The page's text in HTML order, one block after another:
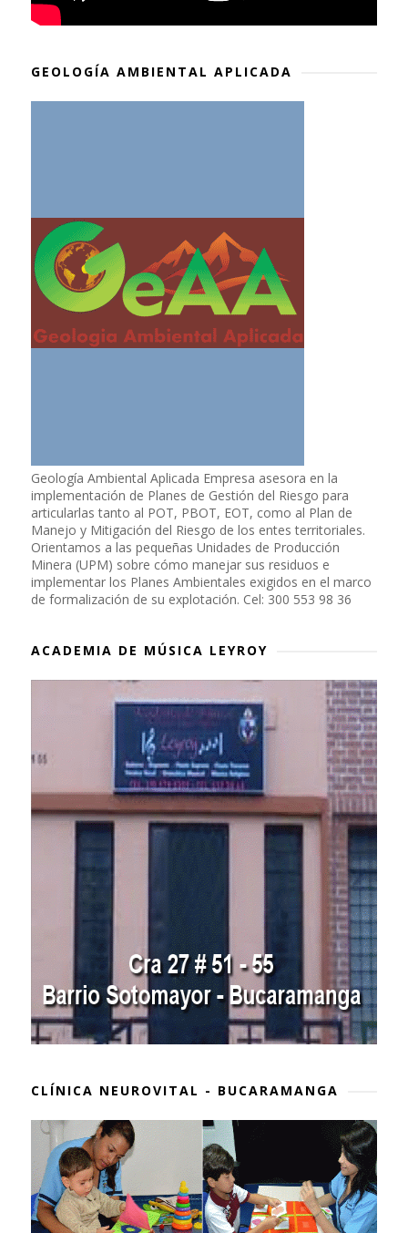
GEOLOGÍA AMBIENTAL APLICADA
Geología Ambiental Aplicada Empresa asesora en la
implementación de Planes de Gestión del Riesgo para
articularlas tanto al POT, PBOT, EOT, como al Plan de
Manejo y Mitigación del Riesgo de los entes territoriales.
Orientamos a las pequeñas Unidades de Producción
Minera (UPM) sobre cómo manejar sus residuos e
implementar los Planes Ambientales exigidos en el marco
de formalización de su explotación. Cel: 300 553 98 36
ACADEMIA DE MÚSICA LEYROY
CLÍNICA NEUROVITAL - BUCARAMANGA